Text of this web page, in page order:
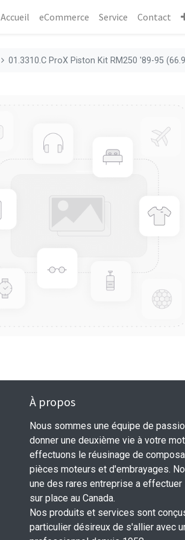
Accueil eCommerce​ Service Contact
01.3310.C ProX Piston Kit RM250 '89-95
À propos
Nous sommes une équipe de
donner une deuxième vie à votre
effectuons le réusinage de
pièces moteurs et d'embrayages.
une des rares entreprise a
sur place au Canada.
Nos produits et services sont
particulier désireux de s'allier avec